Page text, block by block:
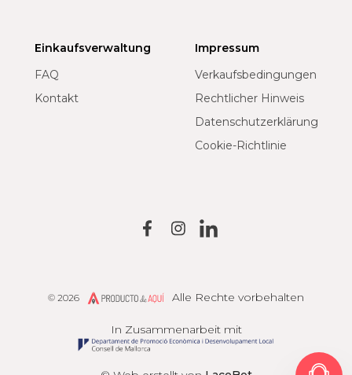
Einkaufsverwaltung
FAQ
Kontakt
Impressum
Verkaufsbedingungen
Rechtlicher Hinweis
Datenschutzerklärung
Cookie-Richtlinie
In Zusammenarbeit mit
© 2026 Producto de AquíAlle Rechte vorbehalten